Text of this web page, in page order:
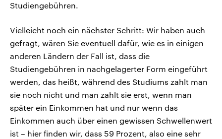
Studiengebühren.
Vielleicht noch ein nächster Schritt: Wir haben auch
gefragt, wären Sie eventuell dafür, wie es in einigen
anderen Ländern der Fall ist, dass die
Studiengebühren in nachgelagerter Form eingeführt
werden, das heißt, während des Studiums zahlt man
sie noch nicht und man zahlt sie erst, wenn man
später ein Einkommen hat und nur wenn das
Einkommen auch über einen gewissen Schwellenwert
ist – hier finden wir, dass 59 Prozent, also eine sehr